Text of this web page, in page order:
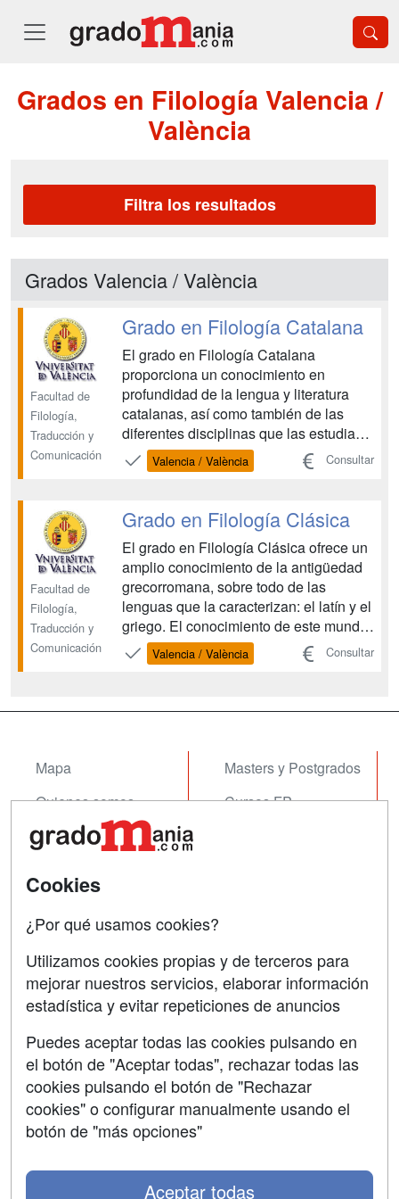
Grados en Filología Valencia /
València
Filtra los resultados
Grados Valencia / València
Facultad de
Filología,
Traducción y
Comunicación
Grado en Filología Catalana
El grado en Filología Catalana
proporciona un conocimiento en
profundidad de la lengua y literatura
catalanas, así como también de las
diferentes disciplinas que las estudian
(lingüística, sociolingüística, teoría de la
literatura, etc.). Este grado forma
respuesta a las necesidades
comunicativas de la sociedad ac...
Valencia / València Consultar
Facultad de
Filología,
Traducción y
Comunicación
Grado en Filología Clásica
El grado en Filología Clásica ofrece un
amplio conocimiento de la antigüedad
grecorromana, sobre todo de las
lenguas que la caracterizan: el latín y el
griego. El conocimiento de este mundo
cultural, fundamental en el origen y el
desarrollo de la sociedad europea,
Valencia / València Consultar
Mapa
Quienes somos
Tarifas publicidad
Masters y Postgrados
Cursos FP
Contactar
Confidencialidad
Copyleft
SÍGUENOS EN:
Cookies
¿Por qué usamos cookies?
Utilizamos cookies propias y de terceros para
mejorar nuestros servicios, elaborar información
estadística y evitar repeticiones de anuncios
Puedes aceptar todas las cookies pulsando en
el botón de "Aceptar todas", rechazar todas las
cookies pulsando el botón de "Rechazar
cookies" o configurar manualmente usando el
botón de "más opciones"
Aceptar todas